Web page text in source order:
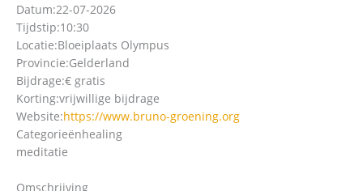
Datum:22-07-2026
Tijdstip:10:30
Locatie:Bloeiplaats Olympus
Provincie:Gelderland
Bijdrage:€ gratis
Korting:vrijwillige bijdrage
Website:https://www.bruno-groening.org
Categorieënhealing
meditatie
Omschrijving